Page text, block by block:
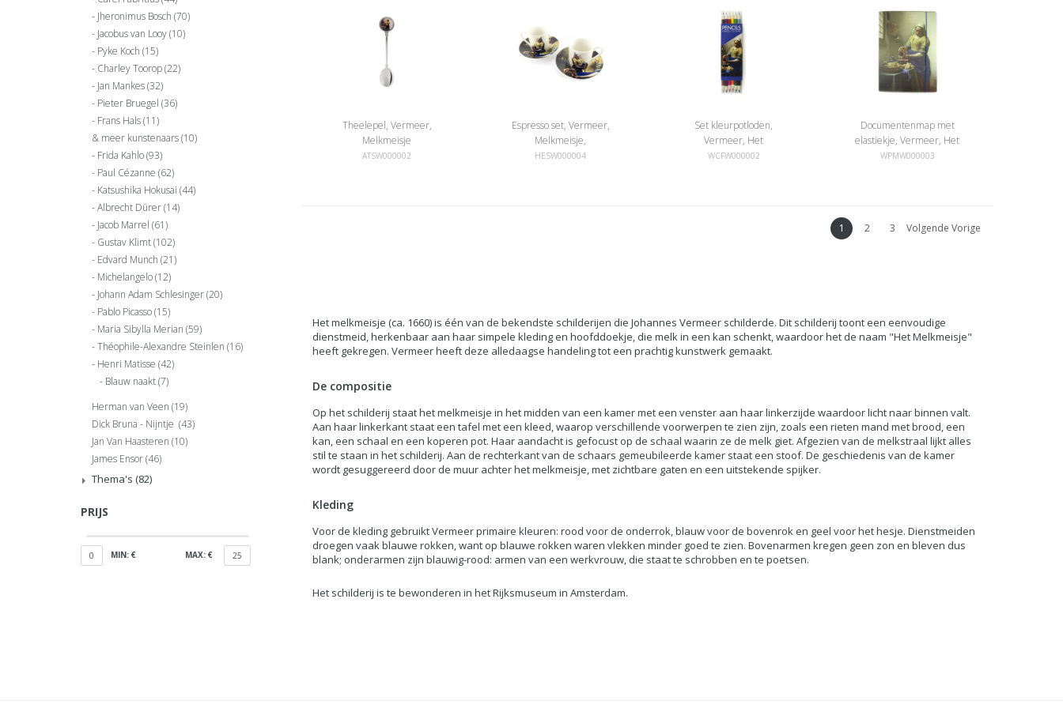
Jheronimus Bosch (70)
Jacobus van Looy(10)
Pyke Koch (15)
Charley Toorop(22)
Jan Mankes(32)
Pieter Bruegel (36)
Frans Hals(11)
& meer kunstenaars(10)
Frida Kahlo(93)
Paul Cézanne (62)
Katsushika Hokusai (44)
Albrecht Dürer(14)
Jacob Marrel (61)
Gustav Klimt(102)
Edvard Munch (21)
Michelangelo(12)
Johann Adam Schlesinger(20)
Pablo Picasso(15)
Maria Sibylla Merian (59)
Théophile-Alexandre Steinlen (16)
Henri Matisse (42)
Blauw naakt(7)
Herman van Veen (19)
Dick Bruna - Nijntje (43)
Jan Van Haasteren (10)
James Ensor(46)
Thema's (82)
PRIJS
0 MIN: € MAX: € 25
Theelepel, Vermeer,
Melkmeisje
ATSW000002
Espresso set, Vermeer,
Melkmeisje,
Rijksmuseum
HESW000004
Set kleurpotloden,
Vermeer, Het
melkmeisje
WCFW000002
Documentenmap met
elastiekje, Vermeer, Het
melkmeisje
WPMW000003
1 2 3 Volgende Vorige
Het melkmeisje (ca. 1660) is één van de bekendste schilderijen die Johannes Vermeer schilderde. Dit schilderij toont een eenvoudige
dienstmeid, herkenbaar aan haar simpele kleding en hoofddoekje, die melk in een kan schenkt, waardoor het de naam "Het Melkmeisje"
heeft gekregen. Vermeer heeft deze alledaagse handeling tot een prachtig kunstwerk gemaakt.
De compositie
Op het schilderij staat het melkmeisje in het midden van een kamer met een venster aan haar linkerzijde waardoor licht naar binnen valt.
Aan haar linkerkant staat een tafel met een kleed, waarop verschillende voorwerpen te zien zijn, zoals een rieten mand met brood, een
kan, een schaal en een koperen pot. Haar aandacht is gefocust op de schaal waarin ze de melk giet. Afgezien van de melkstraal lijkt alles
stil te staan in het schilderij. Aan de rechterkant van de schaars gemeubileerde kamer staat een stoof. De geschiedenis van de kamer
wordt gesuggereerd door de muur achter het melkmeisje, met zichtbare gaten en een uitstekende spijker.
Kleding
Voor de kleding gebruikt Vermeer primaire kleuren: rood voor de onderrok, blauw voor de bovenrok en geel voor het hesje. Dienstmeiden
droegen vaak blauwe rokken, want op blauwe rokken waren vlekken minder goed te zien. Bovenarmen kregen geen zon en bleven dus
blank; onderarmen zijn blauwig-rood: armen van een werkvrouw, die staat te schrobben en te poetsen.
Het schilderij is te bewonderen in het Rijksmuseum in Amsterdam.